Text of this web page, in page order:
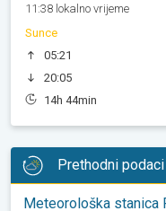
11:38 lokalno vrijeme
Sunce
05:21
20:05
14h 44min
Prethodni podaci
Meteorološka stanica